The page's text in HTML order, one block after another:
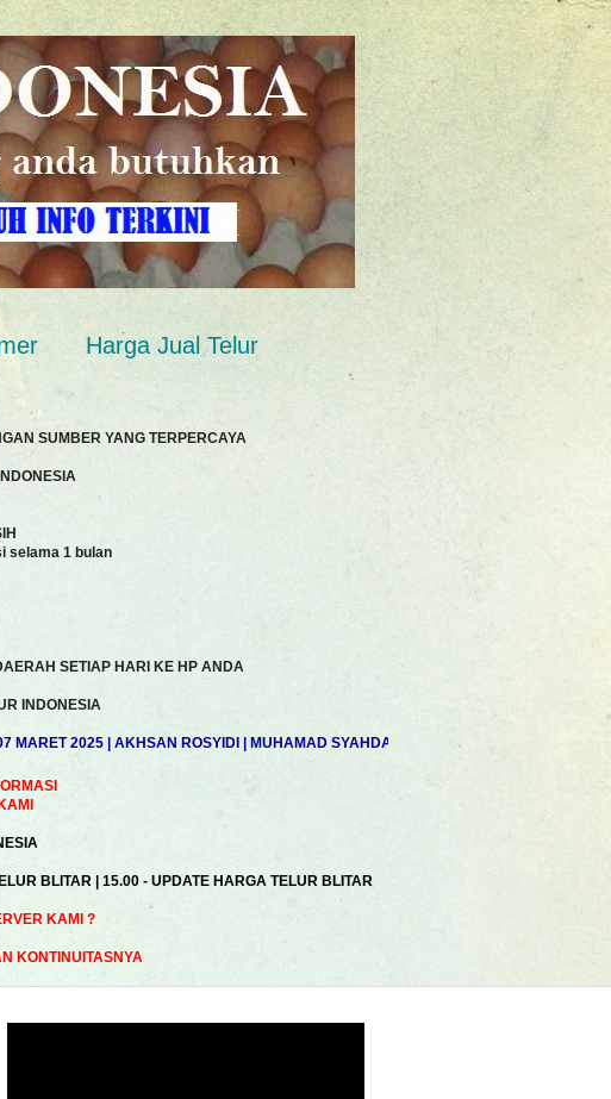
Harga Jual Telur
SUMBER YANG TERPERCAYA
selama 1 bulan
SETIAP HARI KE HP ANDA
INDONESIA
MARET 2025 | AKHSAN ROSYIDI | MUHAMAD SYAHDAN | ZAELANI | JOSHUA
BLITAR | 15.00 - UPDATE HARGA TELUR BLITAR
KAMI ?
KONTINUITASNYA